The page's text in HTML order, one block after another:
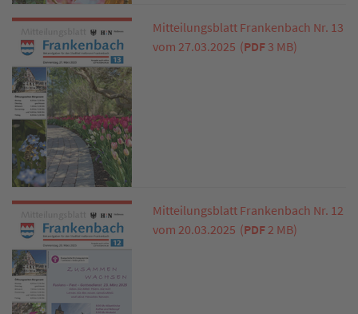
Mitteilungsblatt Frankenbach Nr. 13
vom 27.03.2025 (PDF 3 MB)
Mitteilungsblatt Frankenbach Nr. 12
vom 20.03.2025 (PDF 2 MB)